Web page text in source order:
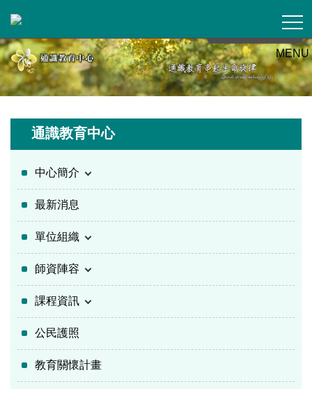
到
主
要
內
容
MENU
通識教育中心
中心簡介
最新消息
單位組織
師資陣容
課程資訊
公民護照
教育關懷計畫